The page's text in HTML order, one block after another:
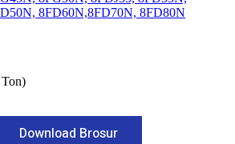
Download Brosur